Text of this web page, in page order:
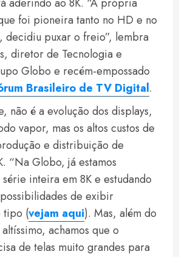
foi pioneira tanto no HD e no
decidiu puxar o freio”, lembra
diretor de Tecnologia e
Globo e recém-empossado
Brasileiro de TV Digital.
não é a evolução dos displays,
vapor, mas os altos custos de
e distribuição de
“Na Globo, já estamos
inteira em 8K e estudando
de exibir
tipo (vejam aqui). Mas, além do
achamos que o
de telas muito grandes para